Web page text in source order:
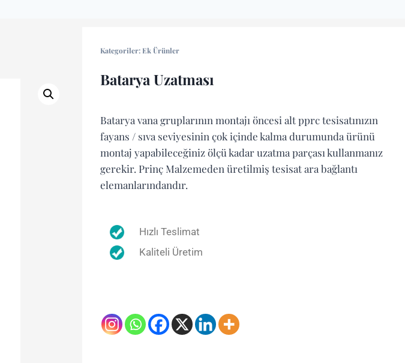
Kategoriler: Ek Ürünler
Batarya Uzatması
Batarya vana gruplarının montajı öncesi alt pprc tesisatınızın
fayans / sıva seviyesinin çok içinde kalma durumunda ürünü
montaj yapabileceğiniz ölçü kadar uzatma parçası kullanmanız
gerekir. Prinç Malzemeden üretilmiş tesisat ara bağlantı
elemanlarındandır.
Hızlı Teslimat
Kaliteli Üretim